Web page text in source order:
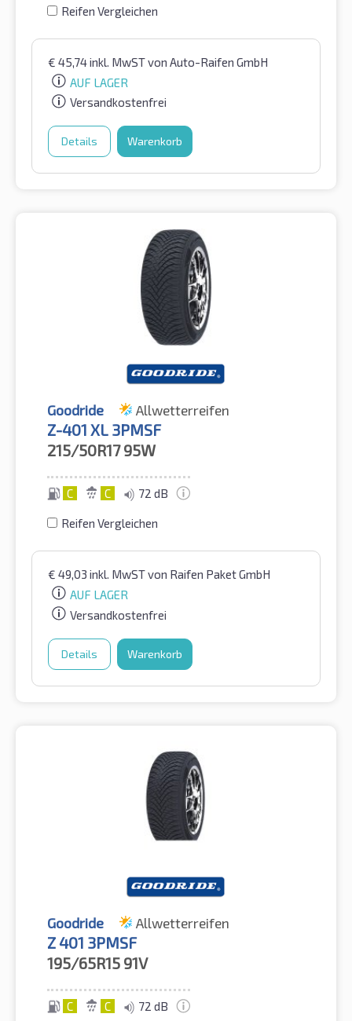
Reifen Vergleichen
€ 45,74inkl. MwSTvon Auto-Raifen GmbH
AUF LAGER
Versandkostenfrei
Details Warenkorb
Goodride Allwetterreifen
Z-401 XL 3PMSF
215/50R17 95W
C C 72 dB
Reifen Vergleichen
€ 49,03 inkl. MwSTvon Raifen Paket GmbH
AUF LAGER
Versandkostenfrei
Details Warenkorb
Goodride Allwetterreifen
Z 401 3PMSF
195/65R15 91V
C C 72 dB